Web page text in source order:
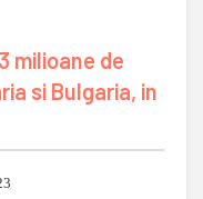
milioane de
si Bulgaria, in